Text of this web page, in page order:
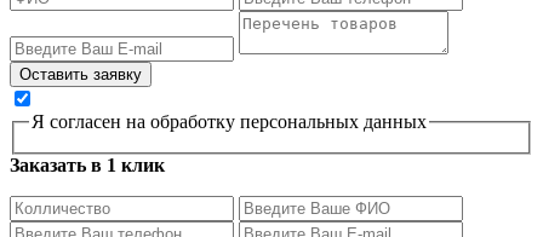
Я согласен на обработку персональных данных
Заказать в 1 клик